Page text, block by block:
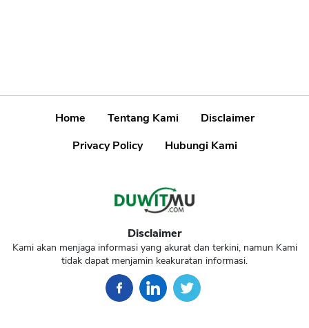
Home Tentang Kami
Disclaimer
Privacy Policy
Hubungi Kami
Disclaimer
Kami akan menjaga informasi yang akurat dan terkini, namun Kami
tidak dapat menjamin keakuratan informasi.